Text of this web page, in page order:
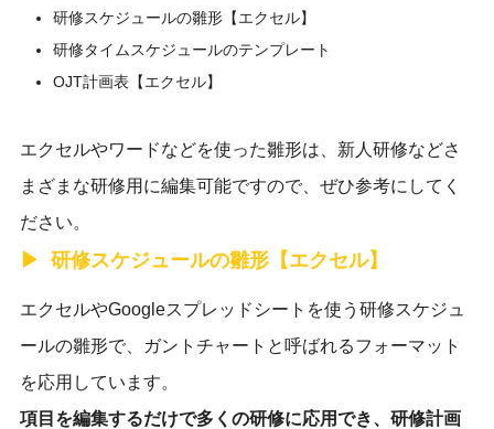
研修スケジュールの雛形【エクセル】
研修タイムスケジュールのテンプレート
OJT計画表【エクセル】
エクセルやワードなどを使った雛形は、新人研修などさ
まざまな研修用に編集可能ですので、ぜひ参考にしてく
ださい。
研修スケジュールの雛形【エクセル】
エクセルやGoogleスプレッドシートを使う研修スケジュ
ールの雛形で、ガントチャートと呼ばれるフォーマット
を応用しています。
項目を編集するだけで多くの研修に応用でき、研修計画